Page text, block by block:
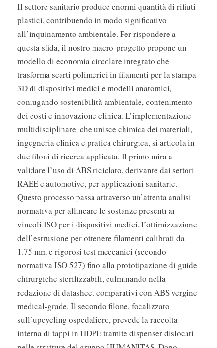
Il settore sanitario produce enormi quantità di rifiuti
plastici, contribuendo in modo significativo
all’inquinamento ambientale. Per rispondere a
questa sfida, il nostro macro-progetto propone un
modello di economia circolare integrato che
trasforma scarti polimerici in filamenti per la stampa
3D di dispositivi medici e modelli anatomici,
coniugando sostenibilità ambientale, contenimento
dei costi e innovazione clinica. L’implementazione
multidisciplinare, che unisce chimica dei materiali,
ingegneria clinica e pratica chirurgica, si articola in
due filoni di ricerca applicata. Il primo mira a
validare l’uso di ABS riciclato, derivante dai settori
RAEE e automotive, per applicazioni sanitarie.
Questo processo passa attraverso un’attenta analisi
normativa per allineare le sostanze presenti ai
vincoli ISO per i dispositivi medici, l’ottimizzazione
dell’estrusione per ottenere filamenti calibrati da
1.75 mm e rigorosi test meccanici (secondo
normativa ISO 527) fino alla prototipazione di guide
chirurgiche sterilizzabili, culminando nella
redazione di datasheet comparativi con ABS vergine
medical-grade. Il secondo filone, focalizzato
sull’upcycling ospedaliero, prevede la raccolta
interna di tappi in HDPE tramite dispenser dislocati